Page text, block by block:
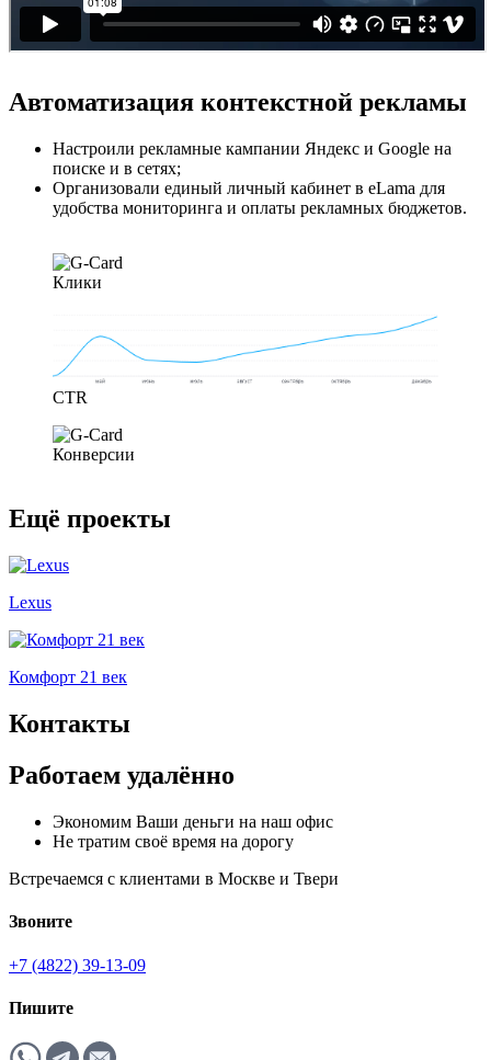
Автоматизация контекстной рекламы
Настроили рекламные кампании Яндекс и Google на
поиске и в сетях;
Организовали единый личный кабинет в eLama для
удобства мониторинга и оплаты рекламных бюджетов.
Клики
CTR
Конверсии
Ещё проекты
Lexus
Комфорт 21 век
Контакты
Работаем удалённо
Экономим Ваши деньги на наш офис
Не тратим своё время на дорогу
Встречаемся с клиентами в Москве и Твери
Звоните
+7 (4822) 39-13-09
Пишите